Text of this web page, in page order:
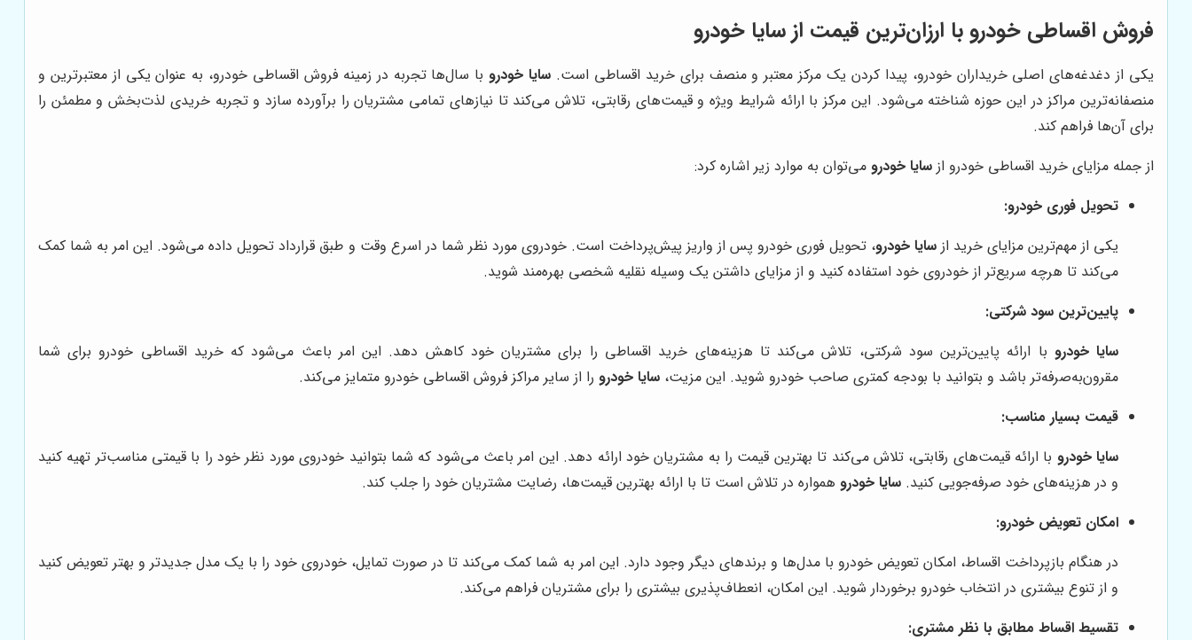
فروش اقساطی خودرو با ارزان‌ترین قیمت ازسایا خودرو
یکی از دغدغه‌های اصلی خریداران خودرو، پیدا کردن یک مرکز معتبر و منصف برای خرید اقساطی است. سایا خودرو با سال‌ها تجربه در زمینه فروش اقساطی خودرو، به عنوان یکی از معتبرترین و
منصفانه‌ترین مراکز در این حوزه شناخته می‌شود. این مرکز با ارائه شرایط ویژه و قیمت‌های رقابتی، تلاش می‌کند تا نیازهای تمامی مشتریان را برآورده سازد و تجربه خریدی لذت‌بخش و مطمئن را
برای آن‌ها فراهم کند.
از جمله مزایای خرید اقساطی خودرو از سایا خودرو می‌توان به موارد زیر اشاره کرد:
تحویل فوری خودرو:
یکی از مهم‌ترین مزایای خرید ازسایا خودرو، تحویل فوری خودرو پس از واریز پیش‌پرداخت است. خودروی مورد نظر شما در اسرع وقت و طبق قرارداد تحویل داده می‌شود. این امر به شما کمک
می‌کند تا هرچه سریع‌تر از خودروی خود استفاده کنید و از مزایای داشتن یک وسیله نقلیه شخصی بهره‌مند شوید.
پایین‌ترین سود شرکتی:
سایا خودرو با ارائه پایین‌ترین سود شرکتی، تلاش می‌کند تا هزینه‌های خرید اقساطی را برای مشتریان خود کاهش دهد. این امر باعث می‌شود که خرید اقساطی خودرو برای شما
مقرون‌به‌صرفه‌تر باشد و بتوانید با بودجه کمتری صاحب خودرو شوید. این مزیت، سایا خودرو را از سایر مراکز فروش اقساطی خودرو متمایز می‌کند.
قیمت بسیار مناسب:
سایا خودرو با ارائه قیمت‌های رقابتی، تلاش می‌کند تا بهترین قیمت را به مشتریان خود ارائه دهد. این امر باعث می‌شود که شما بتوانید خودروی مورد نظر خود را با قیمتی مناسب‌تر تهیه کنید
و در هزینه‌های خود صرفه‌جویی کنید. سایا خودرو همواره در تلاش است تا با ارائه بهترین قیمت‌ها، رضایت مشتریان خود را جلب کند.
امکان تعویض خودرو:
در هنگام بازپرداخت اقساط، امکان تعویض خودرو با مدل‌ها و برندهای دیگر وجود دارد. این امر به شما کمک می‌کند تا در صورت تمایل، خودروی خود را با یک مدل جدیدتر و بهتر تعویض کنید
و از تنوع بیشتری در انتخاب خودرو برخوردار شوید. این امکان، انعطاف‌پذیری بیشتری را برای مشتریان فراهم می‌کند.
تقسیط اقساط مطابق با نظر مشتری: